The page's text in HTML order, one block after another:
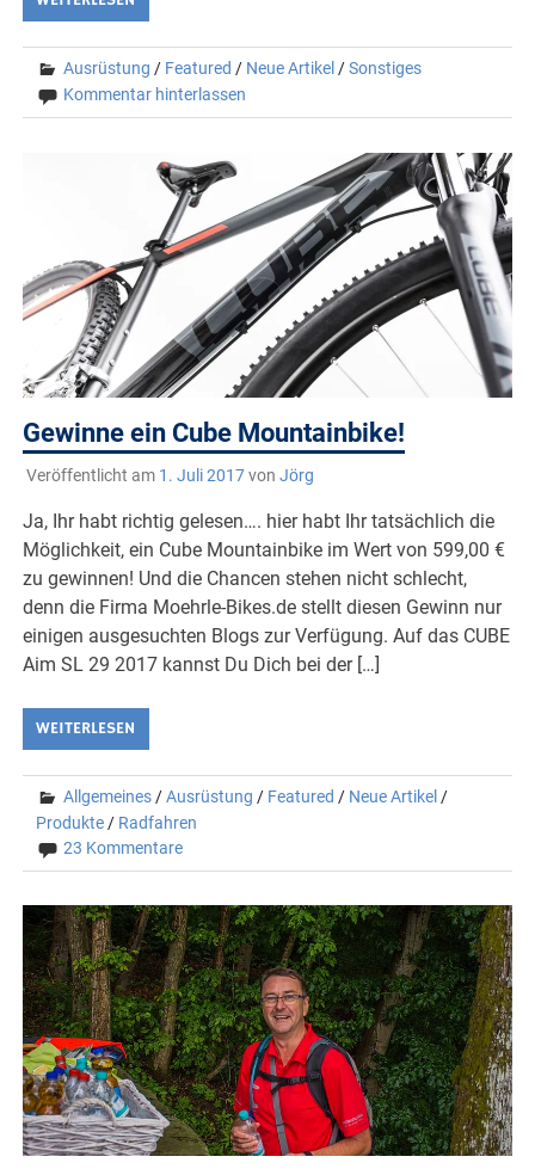
Ausrüstung / Featured / Neue Artikel /Sonstiges
Kommentar hinterlassen
Gewinne ein Cube Mountainbike!
Veröffentlicht am 1. Juli 2017von Jörg
Ja, Ihr habt richtig gelesen…. hier habt Ihr tatsächlich die
Möglichkeit, ein Cube Mountainbike im Wert von 599,00 €
zu gewinnen! Und die Chancen stehen nicht schlecht,
denn die Firma Moehrle-Bikes.de stellt diesen Gewinn nur
einigen ausgesuchten Blogs zur Verfügung. Auf das CUBE
Aim SL 29 2017 kannst Du Dich bei der […]
WEITERLESEN
Allgemeines /Ausrüstung / Featured / Neue Artikel /
Produkte / Radfahren
23 Kommentare